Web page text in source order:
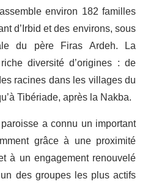
environ 182 familles
d’Irbid et des environs, sous
du père Firas Ardeh. La
diversité d’origines : de
racines dans les villages du
Tibériade, après la Nakba.
a connu un important
grâce à une proximité
à un engagement renouvelé
des groupes les plus actifs